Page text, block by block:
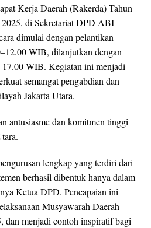
Kerja Daerah (Rakerda) Tahun
di Sekretariat DPD ABI
dimulai dengan pelantikan
WIB, dilanjutkan dengan
WIB. Kegiatan ini menjadi
semangat pengabdian dan
Jakarta Utara.
antusiasme dan komitmen tinggi
lengkap yang terdiri dari
berhasil dibentuk hanya dalam
Ketua DPD. Pencapaian ini
Musyawarah Daerah
dan menjadi contoh inspiratif bagi